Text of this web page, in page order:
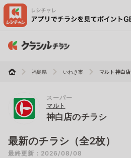
福島県 いわき市 マルト 神白店
スーパー
マルト
神白店のチラシ
最新のチラシ（全2枚）
最終更新：2026/08/08